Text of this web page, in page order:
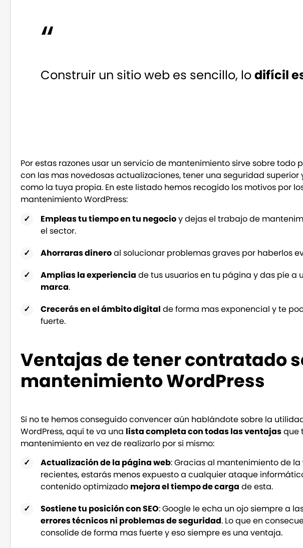
Construir un sitio web es sencillo, lodifícil
Por estas razones usar un servicio de mantenimiento sirve sobre
con las mas novedosas actualizaciones, tener una seguridad superior
como la tuya propia. En este listado hemos recogido los motivos por
mantenimiento WordPress:
Empleas tu tiempo en tu negocioy dejas el trabajo de
el sector.
Ahorraras dineroal solucionar problemas graves por haberlos
Amplias la experiencia de tus usuarios en tu página y das píe a
marca.
Crecerás en el ámbito digital de forma mas exponencial y te
fuerte.
Ventajas de tener contratado
mantenimiento WordPress
Si no te hemos conseguido convencer aún hablándote sobre la
WordPress, aquí te va una lista completa con todas las ventajasque
mantenimiento en vez de realizarlo por si mismo:
Actualización de la página web: Gracias al mantenimiento de
recientes, estarás menos expuesto a cualquier ataque
contenido optimizado mejora el tiempo de carga de esta.
Sostiene tu posición con SEO: Google le echa un ojo siempre a
errores técnicos ni problemas de seguridad. Lo que en
consolide de forma mas fuerte y eso siempre es una ventaja.